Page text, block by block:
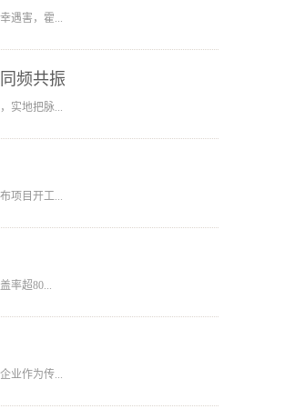
遇害，霍...
频共振
实地把脉...
项目开工...
率超80...
业作为传...